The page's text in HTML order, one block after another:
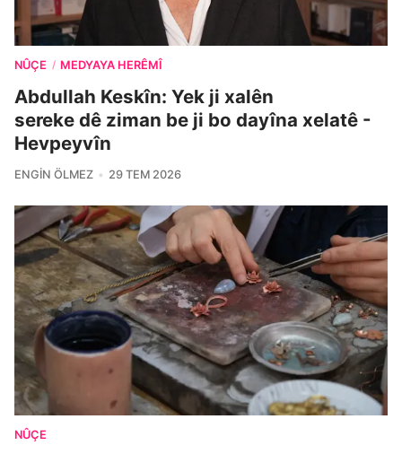
NÛÇE / MEDYAYA HERÊMÎ
Abdullah Keskîn: Yek ji xalên
sereke dê ziman be ji bo dayîna xelatê -
Hevpeyvîn
ENGIN ÖLMEZ 29 TEM 2026
NÛÇE